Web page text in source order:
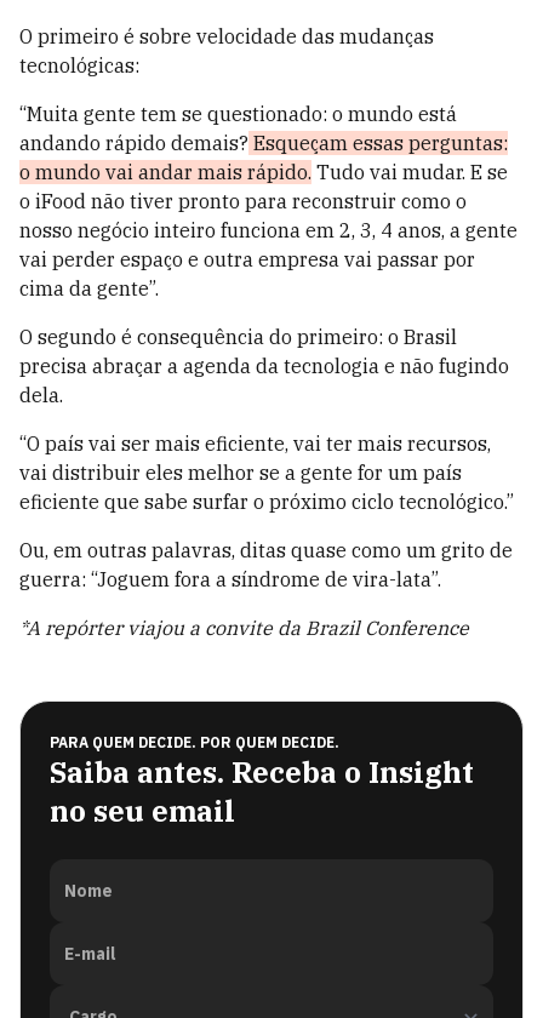
O primeiro é sobre velocidade das mudanças
tecnológicas:
“Muita gente tem se questionado: o mundo está
andando rápido demais? Esqueçam essas perguntas:
o mundo vai andar mais rápido. Tudo vai mudar. E se
o iFood não tiver pronto para reconstruir como o
nosso negócio inteiro funciona em 2, 3, 4 anos, a gente
vai perder espaço e outra empresa vai passar por
cima da gente”.
O segundo é consequência do primeiro: o Brasil
precisa abraçar a agenda da tecnologia e não fugindo
dela.
“O país vai ser mais eficiente, vai ter mais recursos,
vai distribuir eles melhor se a gente for um país
eficiente que sabe surfar o próximo ciclo tecnológico.”
Ou, em outras palavras, ditas quase como um grito de
guerra: “Joguem fora a síndrome de vira-lata”.
*A repórter viajou a convite da Brazil Conference
PARA QUEM DECIDE. POR QUEM DECIDE.
Saiba antes. Receba o Insight
no seu email
Nome
E-mail